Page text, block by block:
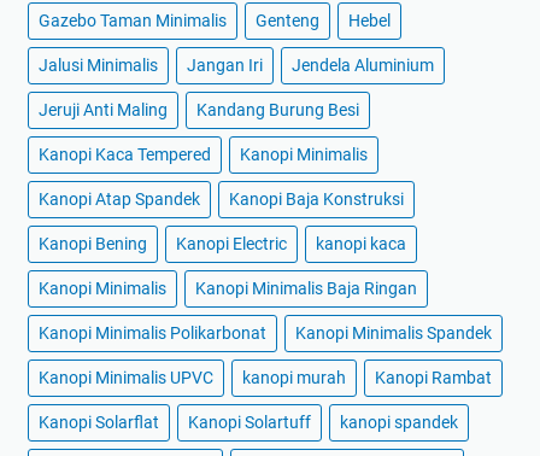
Gazebo Taman Minimalis Genteng Hebel
Jalusi Minimalis Jangan Iri Jendela Aluminium
Jeruji Anti Maling Kandang Burung Besi
Kanopi Kaca Tempered Kanopi Minimalis
Kanopi Atap Spandek Kanopi Baja Konstruksi
Kanopi Bening Kanopi Electric kanopi kaca
Kanopi Minimalis Kanopi Minimalis Baja Ringan
Kanopi Minimalis Polikarbonat Kanopi Minimalis Spandek
Kanopi Minimalis UPVC kanopi murah Kanopi Rambat
Kanopi Solarflat Kanopi Solartuff kanopi spandek